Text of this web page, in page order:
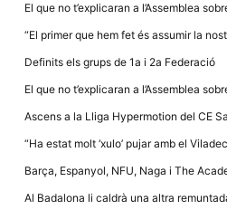
El que no t’explicaran a l’Assemblea
“El primer que hem fet és assumir la
Definits els grups de 1a i 2a Federació
El que no t’explicaran a l’Assemblea
Ascens a la Lliga Hypermotion del CE
“Ha estat molt ‘xulo’ pujar amb el
Barça, Espanyol, NFU, Naga i The
Al Badalona li caldrà una altra